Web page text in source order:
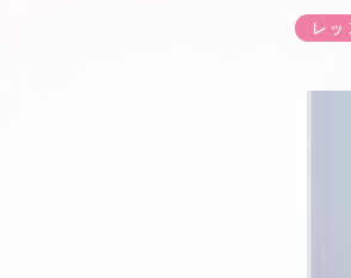
レ